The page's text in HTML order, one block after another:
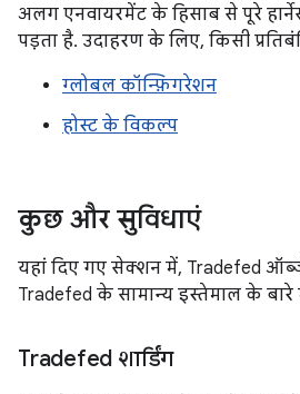
अलग एनवायरमेंट के हिसाब से पूरे
पड़ता है. उदाहरण के लिए, किसी
ग्लोबल कॉन्फ़िगरेशन
होस्ट के विकल्प
कुछ और सुविधाएं
यहां दिए गए सेक्शन में, Tradefed
Tradefed के सामान्य इस्तेमाल के बारे
Tradefed शार्डिंग